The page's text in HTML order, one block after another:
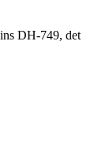
DH-749, det